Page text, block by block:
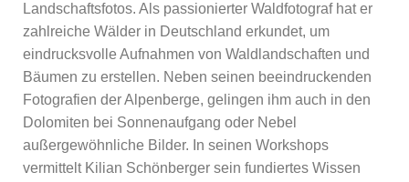
Landschaftsfotos. Als passionierter Waldfotograf hat er
zahlreiche Wälder in Deutschland erkundet, um
eindrucksvolle Aufnahmen von Waldlandschaften und
Bäumen zu erstellen. Neben seinen beeindruckenden
Fotografien der Alpenberge, gelingen ihm auch in den
Dolomiten bei Sonnenaufgang oder Nebel
außergewöhnliche Bilder. In seinen Workshops
vermittelt Kilian Schönberger sein fundiertes Wissen